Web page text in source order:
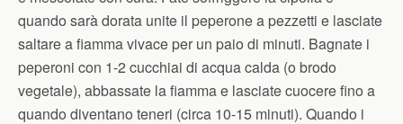
quando sarà dorata unite il peperone a pezzetti e lasciate
saltare a fiamma vivace per un paio di minuti. Bagnate i
peperoni con 1-2 cucchiai di acqua calda (o brodo
vegetale), abbassate la fiamma e lasciate cuocere fino a
quando diventano teneri (circa 10-15 minuti). Quando i